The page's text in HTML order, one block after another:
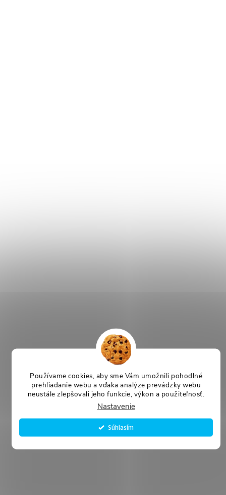
Používame cookies, aby sme Vám umožnili pohodlné
prehliadanie webu a vďaka analýze prevádzky webu
neustále zlepšovali jeho funkcie, výkon a použiteľnosť.
Nastavenie
Súhlasím